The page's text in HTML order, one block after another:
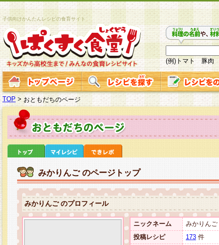
子供向けかんたんレシピの食育サイト
(例)トマト 豚肉
TOP >おともだちのページ
みかりんご のページトップ
みかりんご のプロフィール
ニックネーム
みかりんご
投稿レシピ
173 件